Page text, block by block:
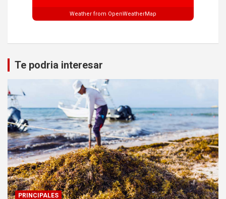
Weather from OpenWeatherMap
Te podria interesar
PRINCIPALES